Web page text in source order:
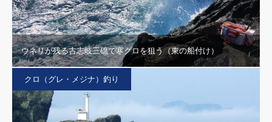
ウネリが残る古志岐三礁で寒グロを狙う（東の船付け）
クロ（グレ・メジナ）釣り